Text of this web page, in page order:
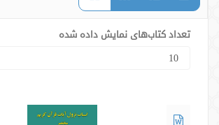
تعداد کتاب‌های نمایش داده شده